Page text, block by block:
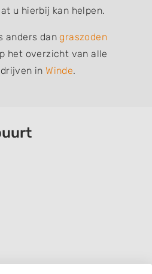
u hierbij kan helpen.
anders dangraszoden
het overzicht van alle
inWinde.